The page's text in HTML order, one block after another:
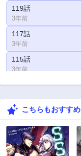
119話
3年前
117話
3年前
115話
3年前
113話
111話
109話
3年前
こちらもおすすめ